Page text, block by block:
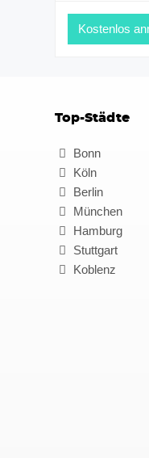
Top-Städte
Bonn
Köln
Berlin
München
Hamburg
Stuttgart
Koblenz